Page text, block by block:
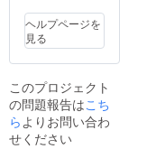
ヘルプページを
見る
このプロジェクト
の問題報告はこち
らよりお問い合わ
せください